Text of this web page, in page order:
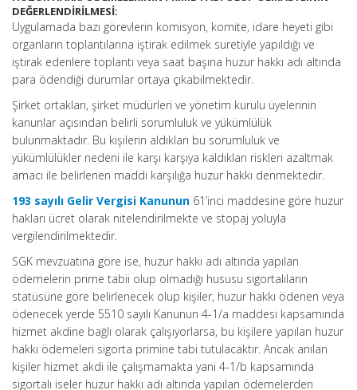
DEĞERLENDİRİLMESİ:
Uygulamada bazı görevlerin komisyon, komite, idare heyeti gibi
organların toplantılarına iştirak edilmek suretiyle yapıldığı ve
iştirak edenlere toplantı veya saat başına huzur hakkı adı altında
para ödendiği durumlar ortaya çıkabilmektedir.
Şirket ortakları, şirket müdürleri ve yönetim kurulu üyelerinin
kanunlar açısından belirli sorumluluk ve yükümlülük
bulunmaktadır. Bu kişilerin aldıkları bu sorumluluk ve
yükümlülükler nedeni ile karşı karşıya kaldıkları riskleri azaltmak
amacı ile belirlenen maddi karşılığa huzur hakkı denmektedir.
193 sayılı Gelir Vergisi Kanunun 61’inci maddesine göre huzur
hakları ücret olarak nitelendirilmekte ve stopaj yoluyla
vergilendirilmektedir.
SGK mevzuatına göre ise, huzur hakkı adı altında yapılan
ödemelerin prime tabii olup olmadığı hususu sigortalıların
statüsüne göre belirlenecek olup kişiler, huzur hakkı ödenen veya
ödenecek yerde 5510 sayılı Kanunun 4-1/a maddesi kapsamında
hizmet akdine bağlı olarak çalışıyorlarsa, bu kişilere yapılan huzur
hakkı ödemeleri sigorta primine tabi tutulacaktır. Ancak anılan
kişiler hizmet akdi ile çalışmamakta yani 4-1/b kapsamında
sigortalı iseler huzur hakkı adı altında yapılan ödemelerden